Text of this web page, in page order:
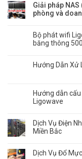
Giải pháp
phòng và
Bộ phát wifi
băng thông
Hướng Dẫn Xử
Hướng dẫn
Ligowave
Dịch Vụ Điện
Miền Bắc
Dịch Vụ Đổ